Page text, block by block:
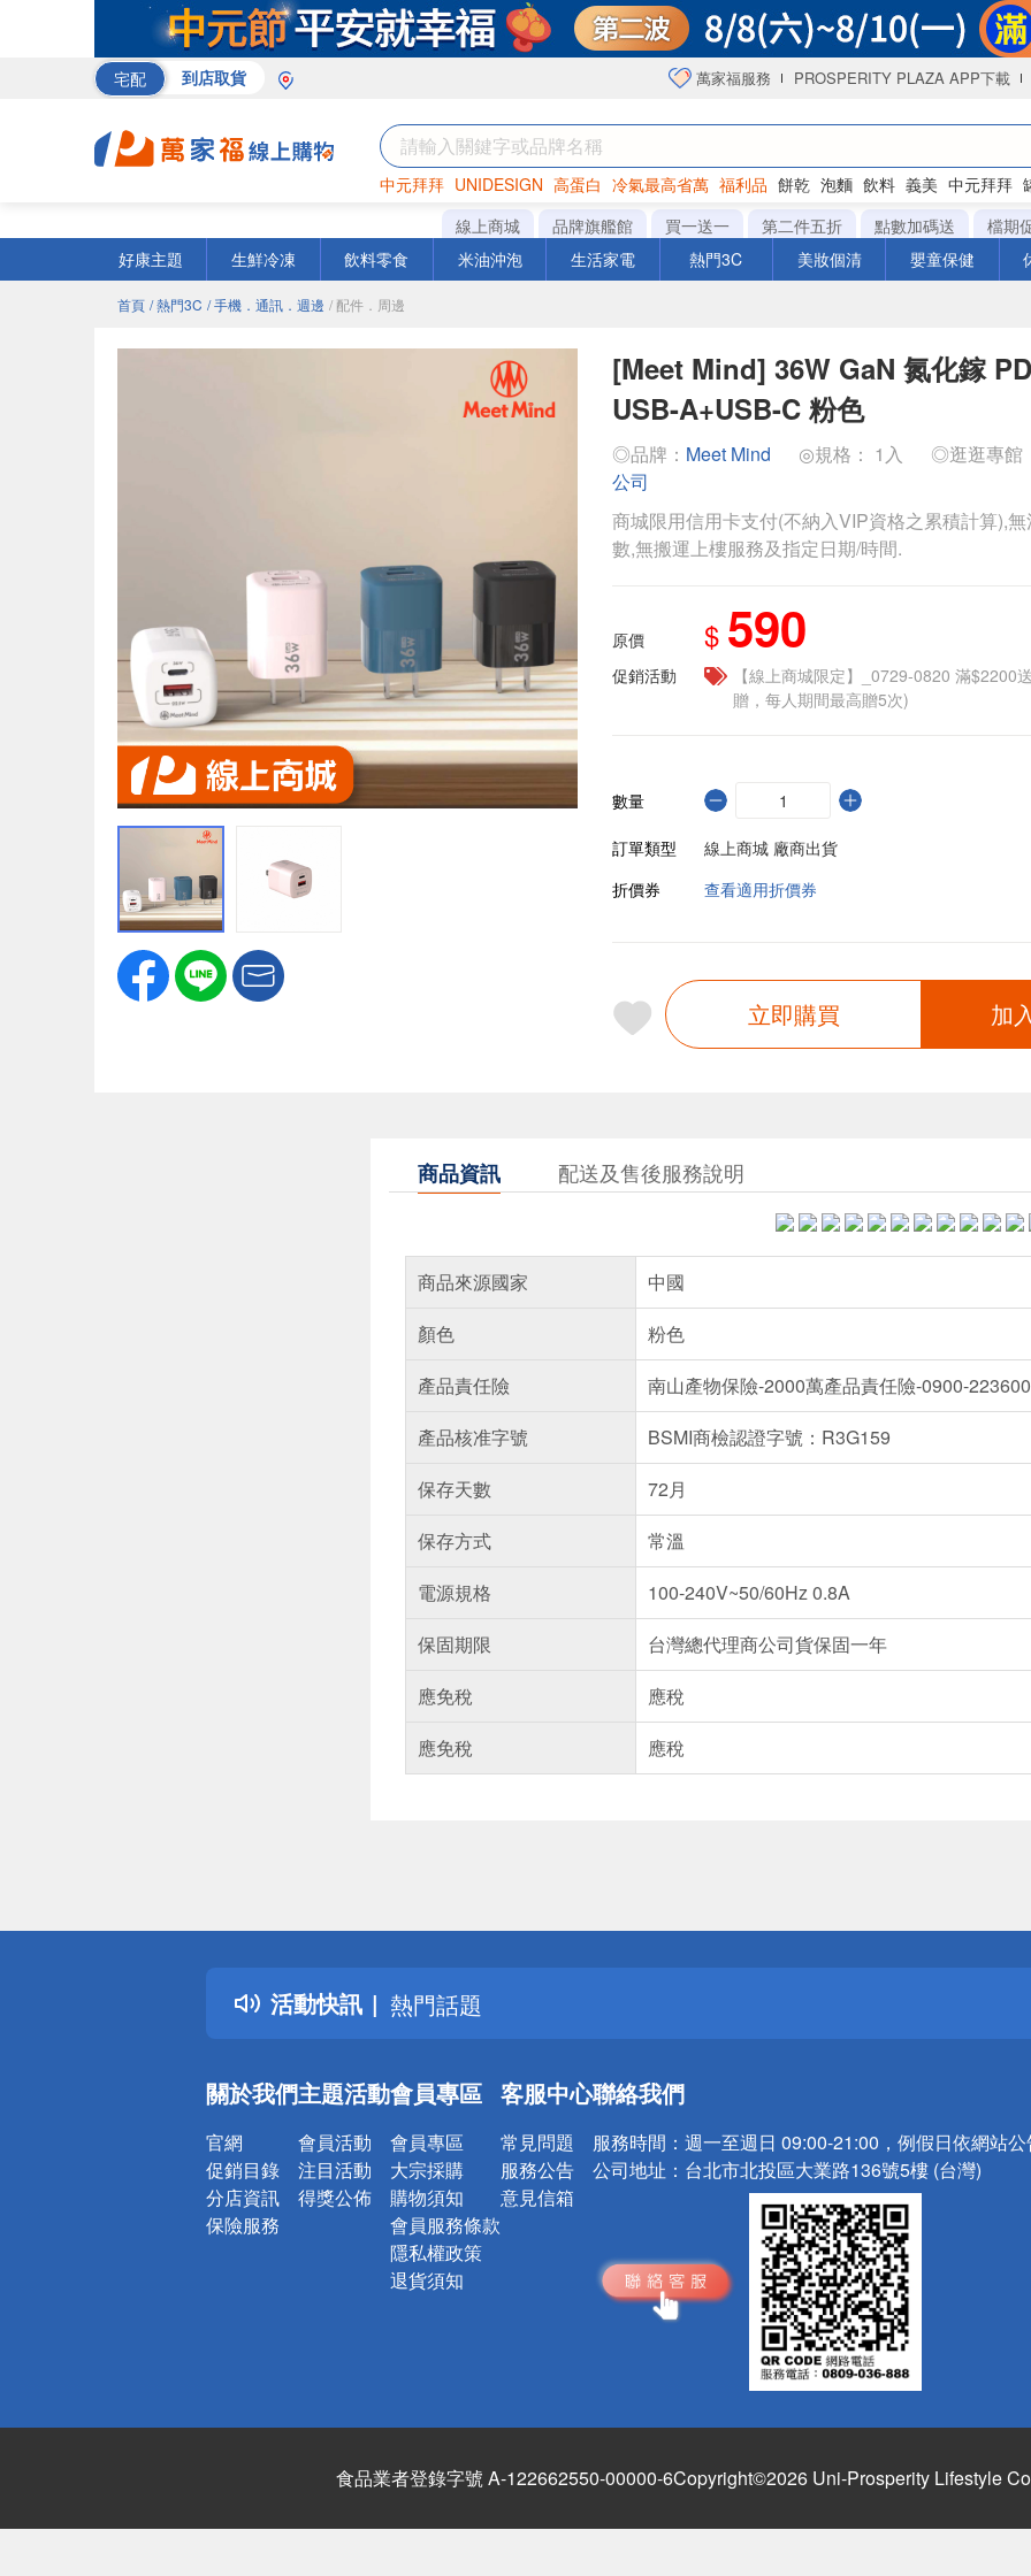
宅配 到店取貨 萬家福服務 PROSPERITY PLAZA APP下載
中元拜拜 UNIDESIGN 高蛋白 冷氣最高省萬 福利品 餅乾 泡麵 飲料 義美 中元拜拜
巧克力 衛生紙 咖啡
線上商城 品牌旗艦館 買一送一 第二件五折 點數加碼送
檔期
好康主題
生鮮冷凍 飲料零食 米油沖泡 生活家電 熱門3C 美妝個清 嬰童保健
首頁 / 熱門3C / 手機．通訊．週邊 / 配件．周邊
[Meet Mind] 36W GaN 氮化鎵
USB-A+USB-C 粉色
◎品牌： Meet Mind ◎規格： 1入
◎逛逛專館
公司
商城限用信用卡支付(不納入VIP資格之累積計算),
數,無搬運上樓服務及指定日期/時間.
原價 $ 590
促銷活動
【線上商城限定】_0729-0820 滿$2200
贈，每人期間最高贈5次)
數量
訂單類型
線上商城 廠商出貨
折價券
查看適用折價券
立即購買 加
商品資訊 配送及售後服務說明
商品來源國家
中國
顏色
粉色
產品責任險
南山產物保險-2000萬產品責任險-0900-
產品核准字號
BSMI商檢認證字號：R3G159
保存天數
72月
保存方式
常溫
電源規格
100-240V~50/60Hz 0.8A
保固期限
台灣總代理商公司貨保固一年
應免稅
應稅
應免稅
應稅
活動快訊
詐騙網頁！請小心！
得獎公告
熱門話題
銀行優惠
詐騙網頁！請小心！
關於我們
官網
促銷目錄
分店資訊
保險服務
主題活動
會員活動
注目活動
得獎公佈
會員專區
會員專區
大宗採購
購物須知
會員服務條款
隱私權政策
退貨須知
客服中心
常見問題
服務公告
意見信箱
聯絡我們
服務時間： 週一至週日 09:00-21:00，例假日依網站
公司地址： 台北市北投區大業路136號5樓 (台灣)
食品業者登錄字號 A-122662550-00000-6Copyright©2026 Uni-Prosperity Lifestyle